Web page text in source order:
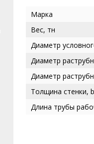
Марка
Вес, тн
Диаметр
Диаметр
Диаметр
Толщина стенки,
Длина трубы